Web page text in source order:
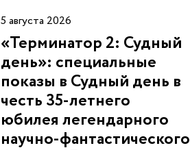
5 августа 2026
«Терминатор 2: Судный
день»: специальные
показы в Судный день в
честь 35-летнего
юбилея легендарного
научно-фантастического